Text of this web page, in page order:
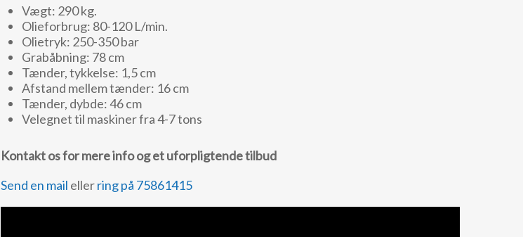
Vægt: 290 kg.
Olieforbrug: 80-120 L/min.
Olietryk: 250-350 bar
Grabåbning: 78 cm
Tænder, tykkelse: 1,5 cm
Afstand mellem tænder: 16 cm
Tænder, dybde: 46 cm
Velegnet til maskiner fra 4-7 tons
Kontakt os for mere info og et uforpligtende tilbud
Send en mail ellerring på 75861415